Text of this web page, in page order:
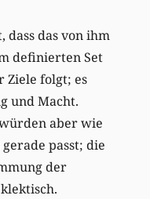
dass das von ihm
definierten Set
folgt; es
und Macht.
aber wie
passt; die
der